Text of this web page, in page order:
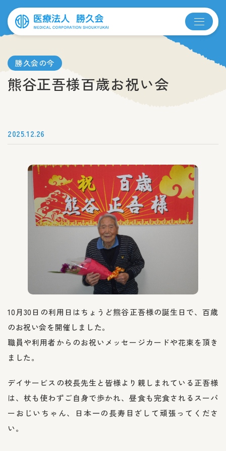
勝久会の今
熊谷正吾様百歳お祝い会
2025.12.26
10月30日の利用日はちょうど熊谷正吾様の誕生日で、百歳
のお祝い会を開催しました。
職員や利用者からのお祝いメッセージカードや花束を頂き
ました。
デイサービスの校長先生と皆様より親しまれている正吾様
は、杖も使わずご自身で歩かれ、昼食も完食されるスーパ
ーおじいちゃん、日本一の長寿目ざして頑張ってくださ
い。